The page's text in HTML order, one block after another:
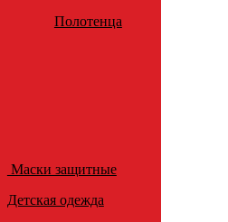
Полотенца
Маски защитные
Детская одежда